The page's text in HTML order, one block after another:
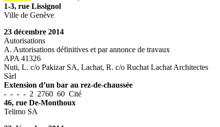
1-3, rue Lissignol
Ville de Genève
23 décembre 2014
Autorisations
A. Autorisations définitives et par annonce de travaux
APA 41326
Nuti, L. c/o Pakizar SA, Lachat, R. c/o Ruchat Lachat Architectes
Sàrl
Extension d’un bar au rez-de-chaussée
- - - - 2 2760 60 Cité
46, rue De-Monthoux
Telimo SA